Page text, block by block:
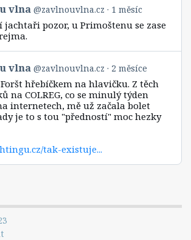
vlna @zavlnouvlna.cz 1 měsíc
jachtaři pozor, u Primoštenu se zase
vlna @zavlnouvlna.cz 2 měsíce
hřebíčkem na hlavičku. Z těch
na COLREG, co se minulý týden
internetech, mě už začala bolet
je to s tou "předností" moc hezky
tak-existuje...